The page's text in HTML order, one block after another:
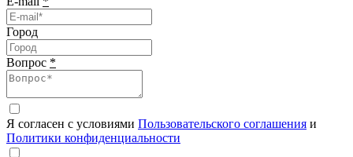
Город
Вопрос *
Я согласен с условиями Пользовательского соглашения и
Политики конфиденциальности